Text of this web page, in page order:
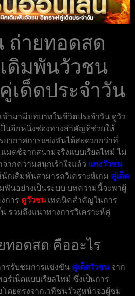
ถ่ายทอดสด
ดิมพันวัวชน
เด็ดประจำวัน
ข้ามามีบทบาทในชีวิตประจำวัน ดูวัว
นอีกหนึ่งช่องทางสำคัญที่ช่วยให้
ยากาศการแข่งขันได้สะดวกกว่าที่
มตช์จากสนามจริงแบบเรียลไทม์ ไม่
ากความสนุกเร้าใจแล้ว แทงวัวชน
กเดิมพันสามารถวิเคราะห์เกม คู่เด็ด
พันอย่างเป็นระบบ บทความนี้จะพาผู้
การ ดูวัวชนเทคนิคสำคัญในการ
รวมถึงแนวทางการวิเคราะห์คู่
ทอดสด คืออะไร
รรับชมการแข่งขัน คู่เด็ดวัวชนจาก
ร์เน็ตแบบเรียลไทม์ ซึ่งเป็นการ
ดยตรงจากเวทีชนวัวสู่หน้าจอผู้ชม